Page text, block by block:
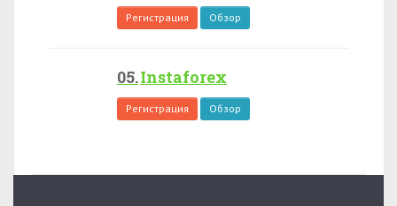
Регистрация Обзор
Instaforex
Регистрация Обзор